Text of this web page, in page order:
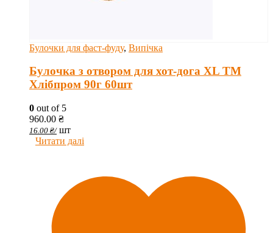
Булочки для фаст-фуду, Випічка
Булочка з отвором для хот-дога XL ТМ
Хлібпром 90г 60шт
0 out of 5
960.00 ₴
16.00 ₴/ шт
Читати далі